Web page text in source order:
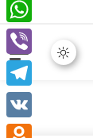
WhatsApp
Viber
Telegram
VK